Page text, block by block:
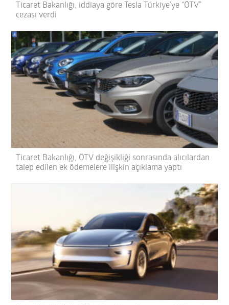
Ticaret Bakanlığı, iddiaya göre Tesla Türkiye’ye “ÖTV”
cezası verdi
Ticaret Bakanlığı, ÖTV değişikliği sonrasında alıcılardan
talep edilen ek ödemelere ilişkin açıklama yaptı